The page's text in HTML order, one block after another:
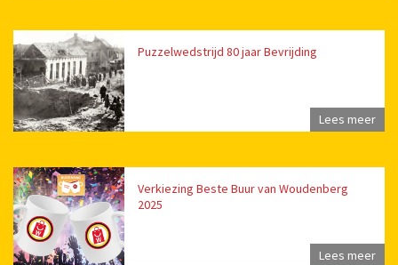
Puzzelwedstrijd 80 jaar Bevrijding
Lees meer
Verkiezing Beste Buur van Woudenberg
2025
Lees meer